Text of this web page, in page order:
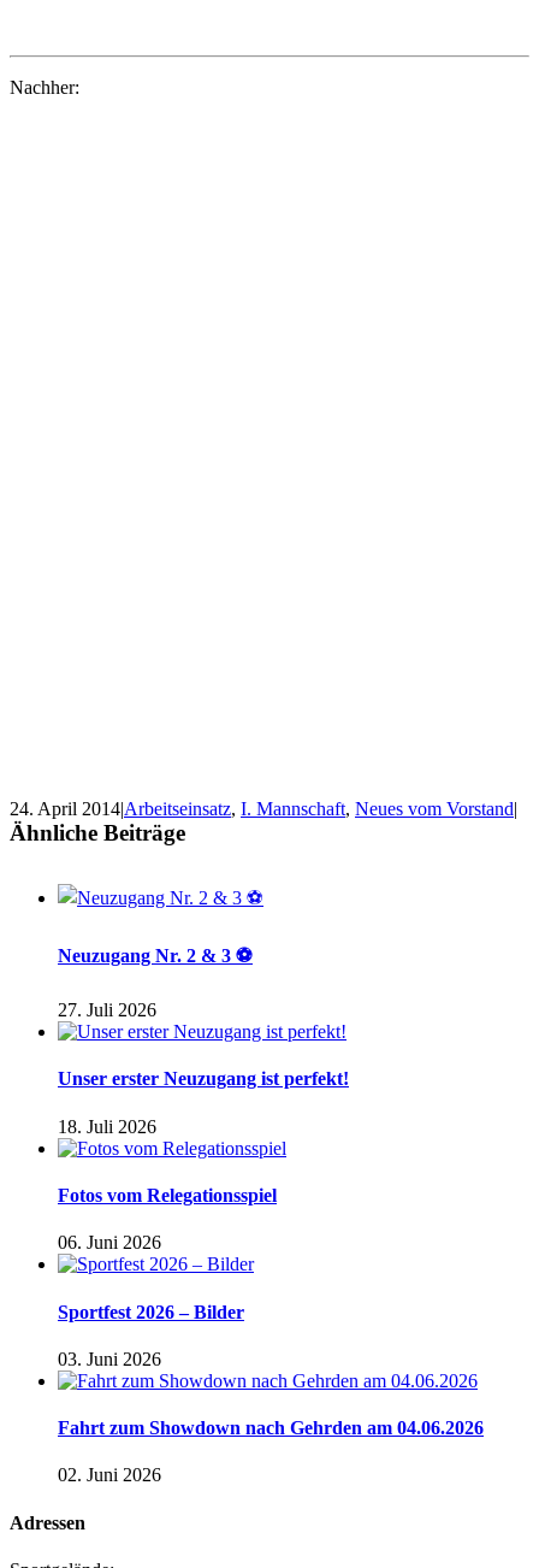
Nachher:
24. April 2014|Arbeitseinsatz, I. Mannschaft, Neues vom Vorstand|
Ähnliche Beiträge
Neuzugang Nr. 2 & 3 ⚽
27. Juli 2026
Unser erster Neuzugang ist perfekt!
18. Juli 2026
Fotos vom Relegationsspiel
06. Juni 2026
Sportfest 2026 – Bilder
03. Juni 2026
Fahrt zum Showdown nach Gehrden am 04.06.2026
02. Juni 2026
Adressen